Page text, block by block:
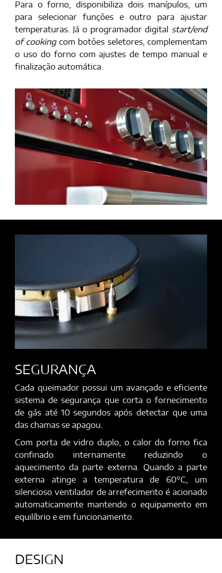
Para o forno, disponibiliza dois manípulos, um
para selecionar funções e outro para ajustar
temperaturas. Já o programador digital start/end
of cookingcom botões seletores, complementam
o uso do forno com ajustes de tempo manual e
finalização automática.
SEGURANÇA
Cada queimador possui um avançado e eficiente
sistema de segurança que corta o fornecimento
de gás até 10 segundos após detectar que uma
das chamas se apagou.
Com porta de vidro duplo, o calor do forno fica
confinado internamente reduzindo o
aquecimento da parte externa. Quando a parte
externa atinge a temperatura de 60°C, um
silencioso ventilador de arrefecimento é acionado
automaticamente mantendo o equipamento em
equilíbrio e em funcionamento.
DESIGN